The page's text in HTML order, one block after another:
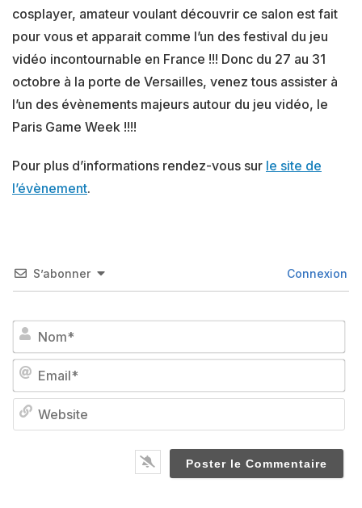
cosplayer, amateur voulant découvrir ce salon est fait
pour vous et apparait comme l’un des festival du jeu
vidéo incontournable en France !!! Donc du 27 au 31
octobre à la porte de Versailles, venez tous assister à
l’un des évènements majeurs autour du jeu vidéo, le
Paris Game Week !!!!
Pour plus d’informations rendez-vous sur le site de
l’évènement.
S’abonner Connexion